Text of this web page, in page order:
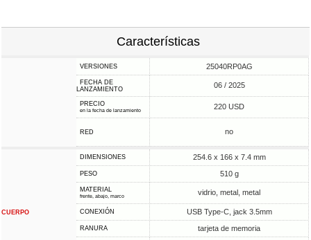
Características
VERSIONES 25040RP0AG
FECHA DE
LANZAMIENTO
06 / 2025
PRECIO
en la fecha de lanzamiento 220 USD
RED no
CUERPO
DIMENSIONES 254.6 x 166 x 7.4 mm
PESO 510 g
MATERIAL
frente, abajo, marco vidrio, metal, metal
CONEXIÓN USB Type-C, jack 3.5mm
RANURA tarjeta de memoria